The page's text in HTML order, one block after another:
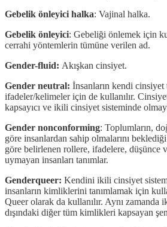
Gebelik önleyici halka: Vajinal halka.
Gebelik önleyici: Gebeliği önlemek için
cerrahi yöntemlerin tümüne verilen ad.
Gender-fluid: Akışkan cinsiyet.
Gender neutral: İnsanların kendi cinsiyet
ifadeler/kelimeler için de kullanılır.
kapsayıcı ve ikili cinsiyet sisteminde
Gender nonconforming: Toplumların,
göre insanlardan sahip olmalarını
göre belirlenen rollere, ifadelere, düşünce
uymayan insanları tanımlar.
Genderqueer: Kendini ikili cinsiyet
insanların kimliklerini tanımlamak için
Queer olarak da kullanılır. Aynı zamanda
dışındaki diğer tüm kimlikleri kapsayan